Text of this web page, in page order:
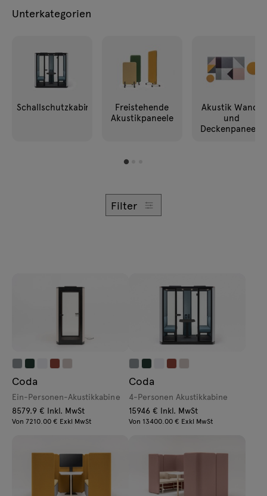
Beleuchtung
Alle Möbel
Filter
Coda
Ein-Personen-Akustikkabine
8579.9 € Inkl. MwSt
Von 7210.00 € Exkl MwSt
Coda
4-Personen Akustikkabine
15946 € Inkl. MwSt
Von 13400.00 € Exkl MwSt
Unterkategorien
Schallschutzkabinen
Freistehende
Akustikpaneele
Akustik Wand-
und
Deckenpaneele